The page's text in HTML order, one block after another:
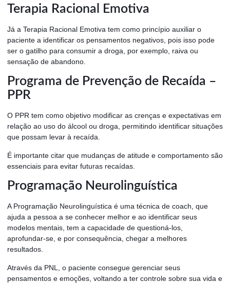
Terapia Racional Emotiva
Já a Terapia Racional Emotiva tem como princípio auxiliar o
paciente a identificar os pensamentos negativos, pois isso pode
ser o gatilho para consumir a droga, por exemplo, raiva ou
sensação de abandono.
Programa de Prevenção de Recaída –
PPR
O PPR tem como objetivo modificar as crenças e expectativas em
relação ao uso do álcool ou droga, permitindo identificar situações
que possam levar à recaída.
É importante citar que mudanças de atitude e comportamento são
essenciais para evitar futuras recaídas.
Programação Neurolinguística
A Programação Neurolinguística é uma técnica de coach, que
ajuda a pessoa a se conhecer melhor e ao identificar seus
modelos mentais, tem a capacidade de questioná-los,
aprofundar-se, e por consequência, chegar a melhores
resultados.
Através da PNL, o paciente consegue gerenciar seus
pensamentos e emoções, voltando a ter controle sobre sua vida e